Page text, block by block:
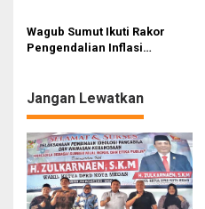
p
o
Kesimpulan
Wagub Sumut Ikuti Rakor
Pengendalian Inflasi
Jangan Lewatkan